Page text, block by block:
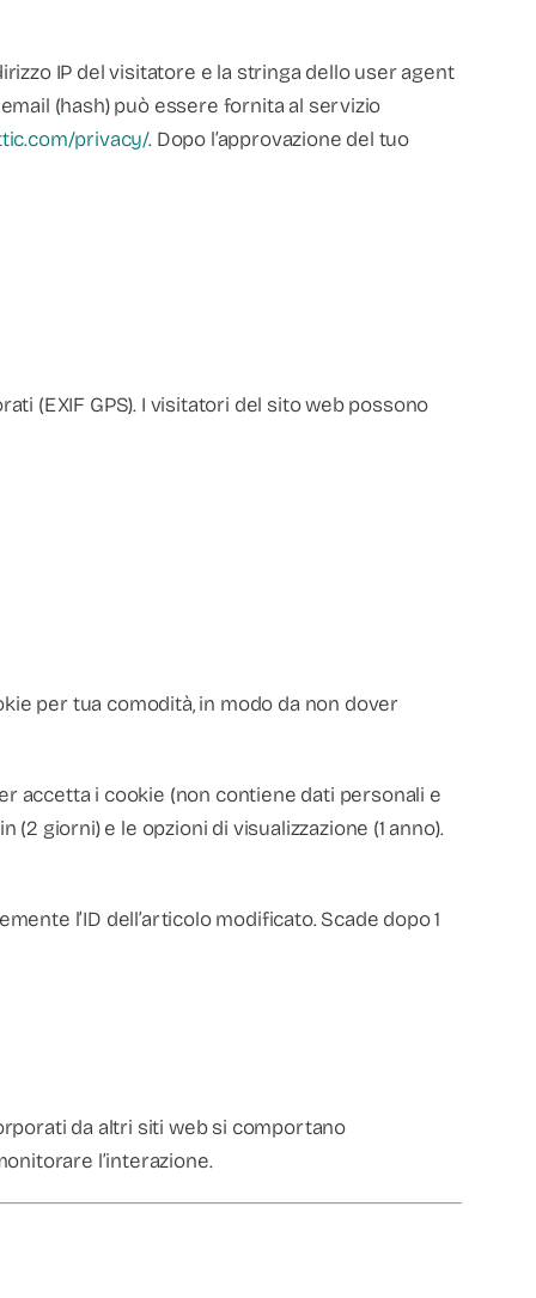
IP del visitatore e la stringa dello user agent
(hash) può essere fornita al servizio
privacy/. Dopo l’approvazione del tuo
(EXIF GPS). I visitatori del sito web possono
per tua comodità, in modo da non dover
accetta i cookie (non contiene dati personali e
giorni) e le opzioni di visualizzazione (1 anno).
l’ID dell’articolo modificato. Scade dopo 1
da altri siti web si comportano
l’interazione.